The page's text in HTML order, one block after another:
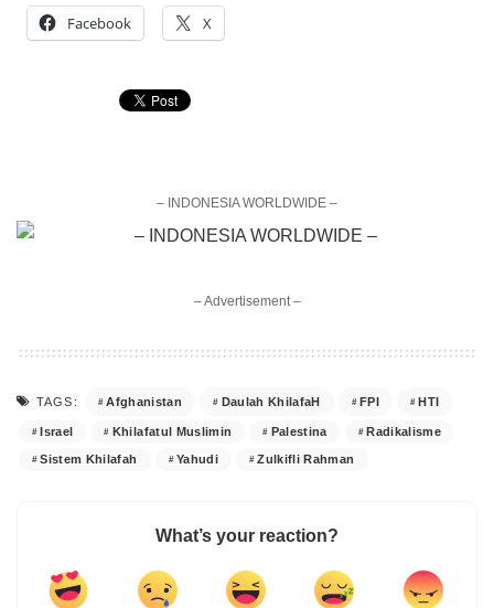
Facebook X
– INDONESIA WORLDWIDE –
– Advertisement –
TAGS: Afghanistan Daulah KhilafaH FPI HTI
Israel Khilafatul Muslimin Palestina Radikalisme
Sistem Khilafah Yahudi Zulkifli Rahman
What’s your reaction?